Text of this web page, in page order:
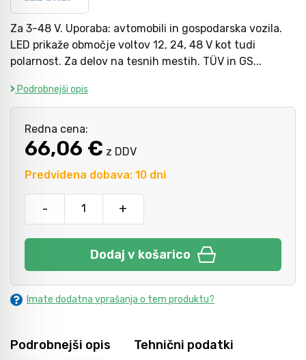
Za 3-48 V. Uporaba: avtomobili in gospodarska vozila.
LED prikaže območje voltov 12, 24, 48 V kot tudi
polarnost. Za delov na tesnih mestih. TÜV in GS...
Podrobnejši opis
Predvidena dobava: 10 dni
Redna cena:
66,06 € z DDV
- +
Dodaj v košarico
Imate dodatna vprašanja o tem produktu?
Podrobnejši opis Tehnični podatki
Kladiva
Točkala, dleta, luknjači in pile
Vzvodi in primeži
Mazanje